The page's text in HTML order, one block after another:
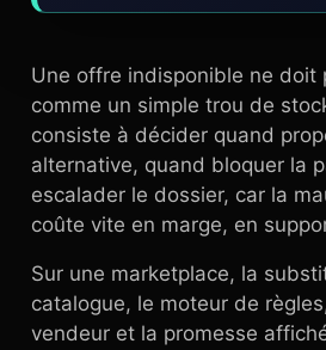
Une offre indisponible ne doit
comme un simple trou de
consiste à décider quand
alternative, quand bloquer la
escalader le dossier, car la
coûte vite en marge, en
Sur une marketplace, la
catalogue, le moteur de
vendeur et la promesse